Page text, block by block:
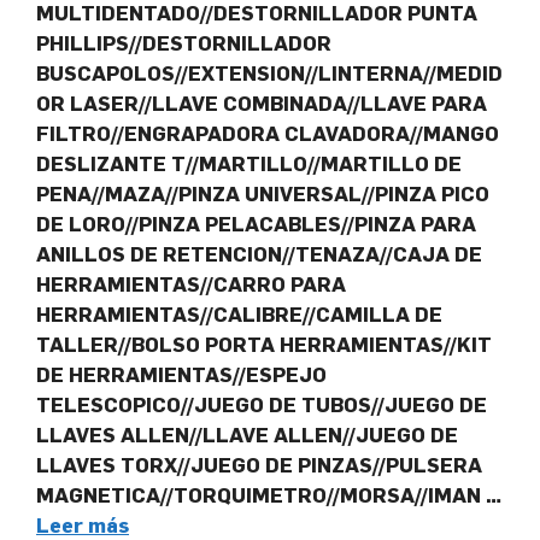
MULTIDENTADO//DESTORNILLADOR PUNTA
PHILLIPS//DESTORNILLADOR
BUSCAPOLOS//EXTENSION//LINTERNA//MEDID
OR LASER//LLAVE COMBINADA//LLAVE PARA
FILTRO//ENGRAPADORA CLAVADORA//MANGO
DESLIZANTE T//MARTILLO//MARTILLO DE
PENA//MAZA//PINZA UNIVERSAL//PINZA PICO
DE LORO//PINZA PELACABLES//PINZA PARA
ANILLOS DE RETENCION//TENAZA//CAJA DE
HERRAMIENTAS//CARRO PARA
HERRAMIENTAS//CALIBRE//CAMILLA DE
TALLER//BOLSO PORTA HERRAMIENTAS//KIT
DE HERRAMIENTAS//ESPEJO
TELESCOPICO//JUEGO DE TUBOS//JUEGO DE
LLAVES ALLEN//LLAVE ALLEN//JUEGO DE
LLAVES TORX//JUEGO DE PINZAS//PULSERA
MAGNETICA//TORQUIMETRO//MORSA//IMAN …
Leer más